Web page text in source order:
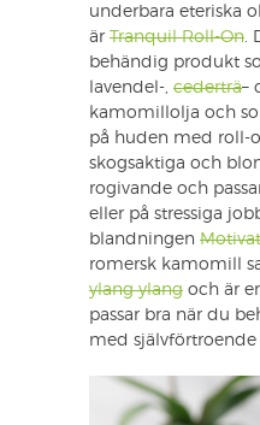
underbara eteriska
är Tranquil Roll-On.
behändig produkt
lavendel-, cederträ–
kamomillolja och
på huden med roll-
skogsaktiga och
rogivande och
eller på stressiga
blandningen
romersk kamomill
ylang ylang och är
passar bra när du
med